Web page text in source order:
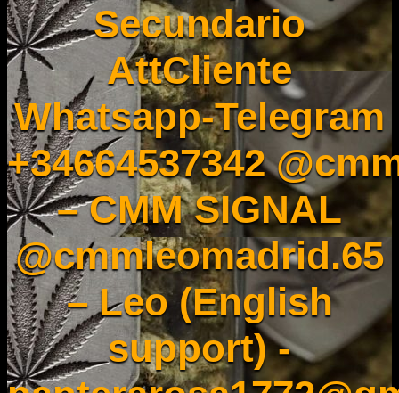
Secundario
AttCliente
Whatsapp-Telegram
+34664537342
– CMM SIGNAL
@cmmleomadrid.65
– Leo (English
support) -